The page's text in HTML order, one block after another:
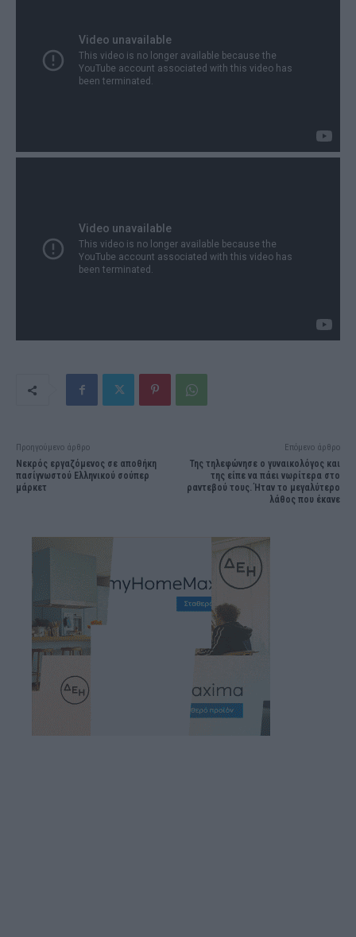
Προηγούμενο άρθρο
Νεκρός εργαζόμενος σε αποθήκη
πασίγνωστού Ελληνικού σούπερ
μάρκετ
Επόμενο άρθρο
Της τηλεφώνησε ο γυναικολόγος και
της είπε να πάει νωρίτερα στο
ραντεβού τους. Ήταν το μεγαλύτερο
λάθος που έκανε